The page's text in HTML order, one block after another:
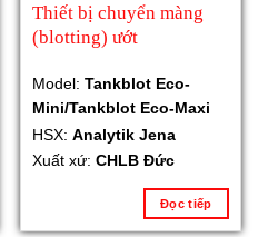
Thiết bị chuyển màng
(blotting) ướt
Model: Tankblot Eco-
Mini/Tankblot Eco-Maxi
HSX: Analytik Jena
Xuất xứ: CHLB Đức
Đọc tiếp